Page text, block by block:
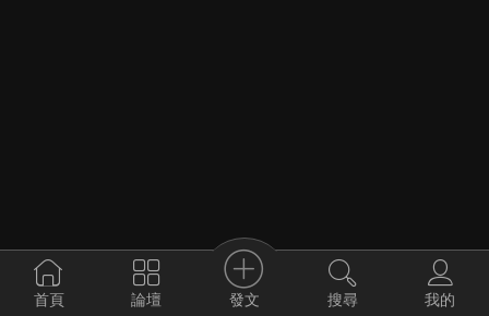
首頁 論壇 發文 搜尋 我的